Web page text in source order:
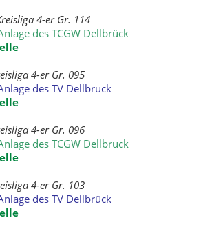
4-er Gr. 114
des TCGW Dellbrück
4-er Gr. 095
des TV Dellbrück
4-er Gr. 096
des TCGW Dellbrück
4-er Gr. 103
des TV Dellbrück